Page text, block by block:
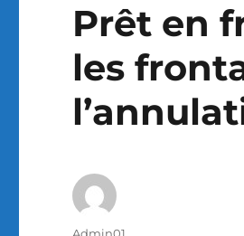
Prêt en
les
Auteur